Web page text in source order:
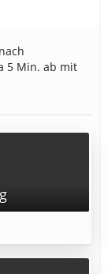
5 Min. ab mit